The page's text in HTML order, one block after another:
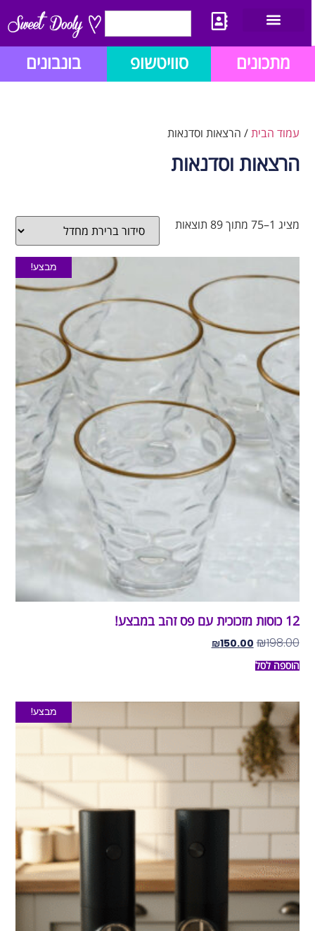
מתכונים סוויטשופ בונבונים
עמוד הבית/ הרצאות וסדנאות
הרצאות וסדנאות
מציג 1–75 מתוך 89 תוצאות
מבצע!
12 כוסות מזכוכית עם פס זהב במבצע!
₪198.00
₪150.00
הוספה לסל
מבצע!